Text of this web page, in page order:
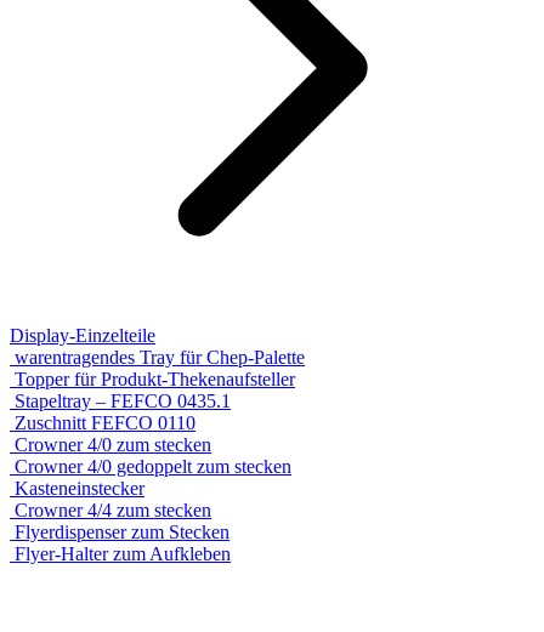
Display-Einzelteile
warentragendes Tray für Chep-Palette
Topper für Produkt-Thekenaufsteller
Stapeltray – FEFCO 0435.1
Zuschnitt FEFCO 0110
Crowner 4/0 zum stecken
Crowner 4/0 gedoppelt zum stecken
Kasteneinstecker
Crowner 4/4 zum stecken
Flyerdispenser zum Stecken
Flyer-Halter zum Aufkleben